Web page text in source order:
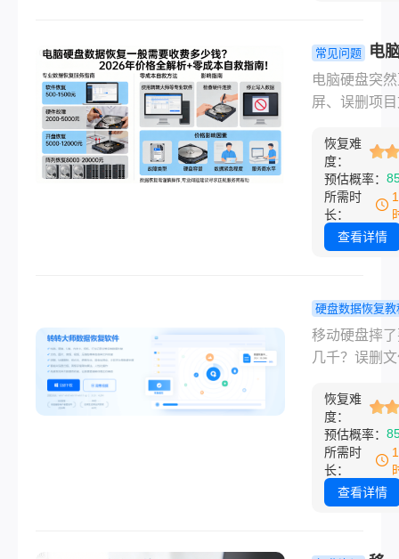
天，价格早
简单的“按GB
费”，而是一
障类型、硬
与技术门槛
定的精密博
常见问题
电
数据恢复一
要收费多少
析+零成本
南！
电脑硬盘突
屏、误删项
觉重要资料消
失……“电脑
据恢复一般
费多少钱”成
职场人、学
（HDD/SSD
恢复，基于
全国30城服
研数据，清
收费逻辑，
高成功率自
——文末详解
大师”恢复误
式化文件的
骤，帮你守
恢复难
度：
预估概率：
所需时
长：
查看详情
硬盘数据恢复教
动硬盘数据
一般多少钱
+逻辑故障
救指南！
移动硬盘摔
几千？误删
硬盘数据恢
多少钱呢？
度解析2026
硬盘数据恢
价格逻辑，
恢复难
度：
预估概率：
所需时
长：
查看详情